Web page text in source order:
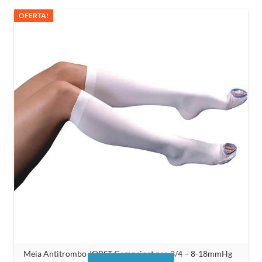
OFERTA!
Meia Antitrombo JOBST Comprinet pro 3/4 – 8-18mmHg